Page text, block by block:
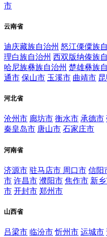
市
云南省
迪庆藏族自治州 怒江傈僳族
理白族自治州 西双版纳傣族
哈尼族彝族自治州 楚雄彝族
通市 保山市 玉溪市 曲靖市
河北省
沧州市 廊坊市 衡水市 承德市
秦皇岛市 唐山市 石家庄市
河南省
济源市 驻马店市 周口市 信阳
市 许昌市 濮阳市 焦作市 新
市 开封市 郑州市
山西省
吕梁市 临汾市 忻州市 运城市